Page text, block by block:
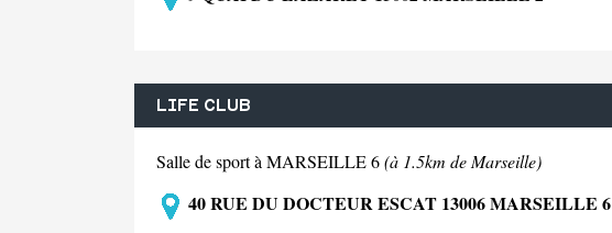
LIFE CLUB
Salle de sport à MARSEILLE 6(à 1.5km de Marseille)
40 RUE DU DOCTEUR ESCAT 13006 MARSEILLE 6